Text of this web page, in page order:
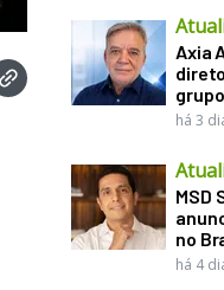
Axia
grupo
há 3
MSD
no
há 4